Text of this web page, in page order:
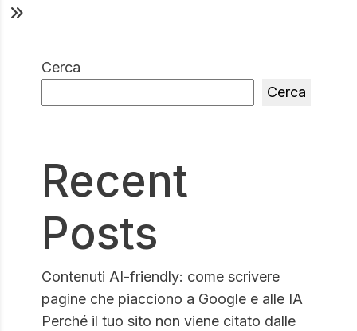
Cerca
Cerca
Recent
Posts
Contenuti AI-friendly: come scrivere
pagine che piacciono a Google e alle IA
Perché il tuo sito non viene citato dalle